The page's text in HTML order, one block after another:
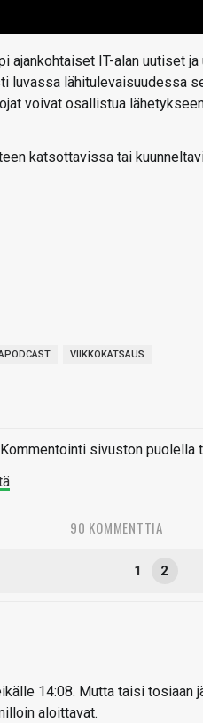
IT-alan uutiset
lähitulevaisuudessa
voivat osallistua
katsottavissa tai
VIIKKOKATSAUS
sivuston
90 KOMMENTTIA
1 2
14:08. Mutta taisi tosiaan
aloittavat.